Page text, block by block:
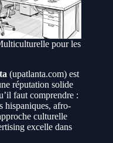
pour les
(upatlanta.com) est
réputation solide
faut comprendre :
hispaniques, afro-
culturelle
excelle dans